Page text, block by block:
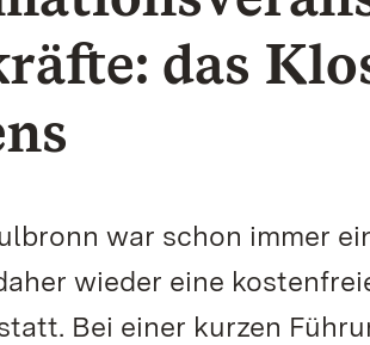
das
war schon immer
wieder eine
Bei einer kurzen